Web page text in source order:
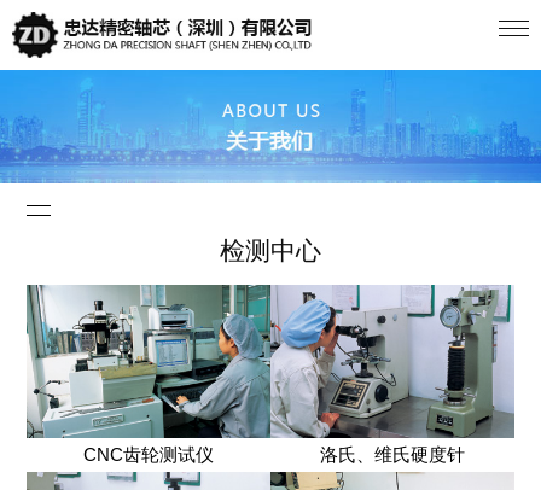
检测中心
CNC齿轮测试仪 洛氏、维氏硬度针